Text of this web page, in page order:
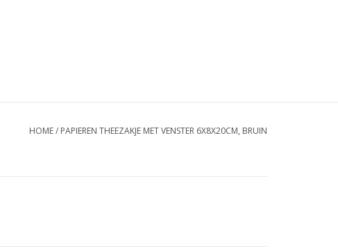
HOME/ PAPIEREN THEEZAKJE MET VENSTER 6X8X20CM, BRUIN